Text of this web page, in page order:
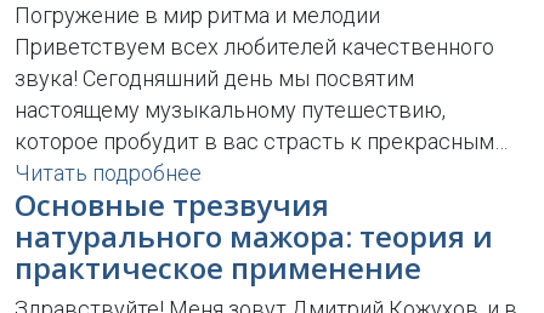
Погружение в мир ритма и мелодии
Приветствуем всех любителей качественного
звука! Сегодняшний день мы посвятим
настоящему музыкальному путешествию,
которое пробудит в вас страсть к прекрасным…
Читать подробнее
Основные трезвучия
натурального мажора: теория и
практическое применение